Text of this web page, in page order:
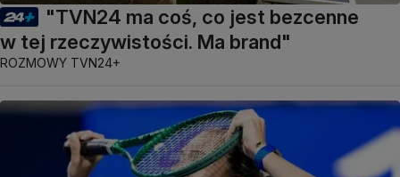
"TVN24 ma coś, co jest bezcenne
w tej rzeczywistości. Ma brand"
ROZMOWY TVN24+